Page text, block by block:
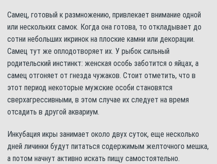
Самец, готовый к размножению, привлекает внимание одной
или нескольких самок. Когда она готова, то откладывает до
сотни небольших икринок на плоские камни или декорации.
Самец тут же оплодотворяет их. У рыбок сильный
родительский инстинкт: женская особь заботится о яйцах, а
самец отгоняет от гнезда чужаков. Стоит отметить, что в
этот период некоторые мужские особи становятся
сверхагрессивными, в этом случае их следует на время
отсадить в другой аквариум.
Инкубация икры занимает около двух суток, еще несколько
дней личинки будут питаться содержимым желточного мешка,
а потом начнут активно искать пищу самостоятельно.